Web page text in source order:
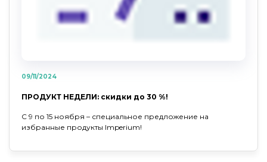
09/11/2024
ПРОДУКТ НЕДЕЛИ: скидки до 30 %!
С 9 по 15 ноября – специальное предложение на
избранные продукты Imperium!